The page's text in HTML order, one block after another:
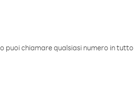
puoi chiamare qualsiasi numero in tutto